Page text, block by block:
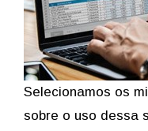
Selecionamos os
sobre o uso dessa